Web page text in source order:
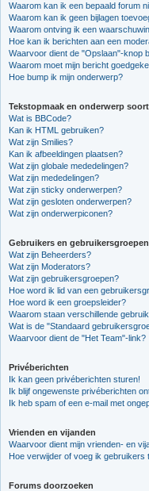
Waarom kan ik een bepaald forum
Waarom kan ik geen bijlagen
Waarom ontving ik een
Hoe kan ik berichten aan een
Waarvoor dient de "Opslaan"-knop
Waarom moet mijn bericht
Hoe bump ik mijn onderwerp?
Tekstopmaak en onderwerp
Wat is BBCode?
Kan ik HTML gebruiken?
Wat zijn Smilies?
Kan ik afbeeldingen plaatsen?
Wat zijn globale mededelingen?
Wat zijn mededelingen?
Wat zijn sticky onderwerpen?
Wat zijn gesloten onderwerpen?
Wat zijn onderwerpiconen?
Gebruikers en gebruikersgroepen
Wat zijn Beheerders?
Wat zijn Moderators?
Wat zijn gebruikersgroepen?
Hoe word ik lid van een
Hoe word ik een groepsleider?
Waarom staan verschillende
Wat is de "Standaard
Waarvoor dient de "Het Team"-link?
Privéberichten
Ik kan geen privéberichten sturen!
Ik blijf ongewenste privéberichten
Ik heb spam of een e-mail met
Vrienden en vijanden
Waarvoor dient mijn vrienden- en
Hoe verwijder of voeg ik gebruikers
Forums doorzoeken